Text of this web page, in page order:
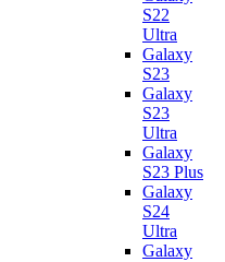
S22
Ultra
Galaxy
S23
Galaxy
S23
Ultra
Galaxy
S23 Plus
Galaxy
S24
Ultra
Galaxy